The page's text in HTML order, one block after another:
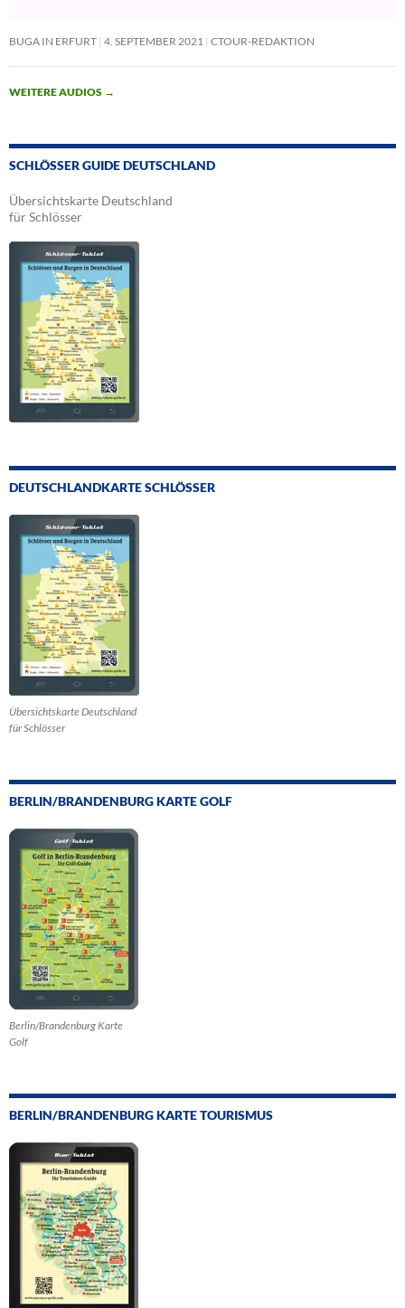
BUGA IN ERFURT 4. SEPTEMBER 2021 CTOUR-REDAKTION
WEITERE AUDIOS →
SCHLÖSSER GUIDE DEUTSCHLAND
Übersichtskarte Deutschland
für Schlösser
DEUTSCHLANDKARTE SCHLÖSSER
Übersichtskarte Deutschland
für Schlösser
BERLIN/BRANDENBURG KARTE GOLF
Berlin/Brandenburg Karte
Golf
BERLIN/BRANDENBURG KARTE TOURISMUS